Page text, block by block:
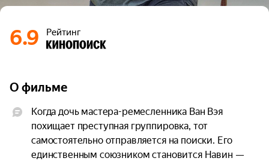
6.9 Рейтинг
О фильме
Когда дочь мастера-ремесленника Ван Вэя
похищает преступная группировка, тот
самостоятельно отправляется на поиски. Его
единственным союзником становится Навин —